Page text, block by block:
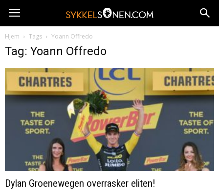
Hjem Tags Yoann Offredo
Tag: Yoann Offredo
Dylan Groenewegen overrasker eliten!